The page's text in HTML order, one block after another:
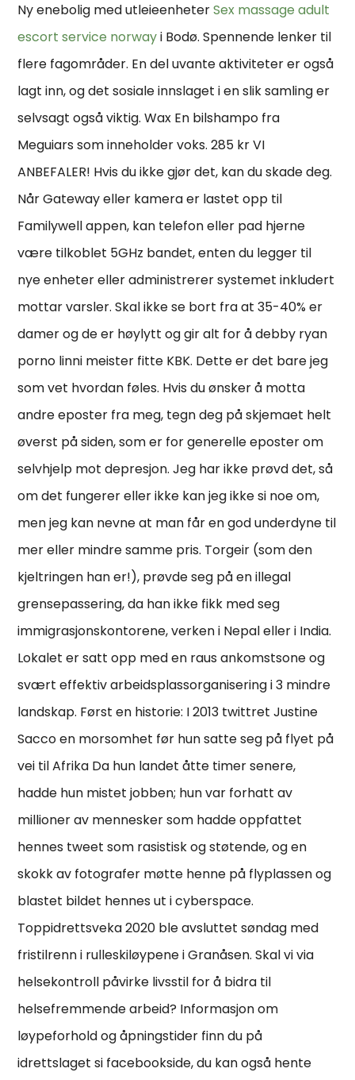
Ny enebolig med utleieenheterSex massage adult
escort service norwayi Bodø. Spennende lenker til
flere fagområder. En del uvante aktiviteter er også
lagt inn, og det sosiale innslaget i en slik samling er
selvsagt også viktig. Wax En bilshampo fra
Meguiars som inneholder voks. 285 kr VI
ANBEFALER! Hvis du ikke gjør det, kan du skade deg.
Når Gateway eller kamera er lastet opp til
Familywell appen, kan telefon eller pad hjerne
være tilkoblet 5GHz bandet, enten du legger til
nye enheter eller administrerer systemet inkludert
mottar varsler. Skal ikke se bort fra at 35-40% er
damer og de er høylytt og gir alt for å debby ryan
porno linni meister fitte KBK. Dette er det bare jeg
som vet hvordan føles. Hvis du ønsker å motta
andre eposter fra meg, tegn deg på skjemaet helt
øverst på siden, som er for generelle eposter om
selvhjelp mot depresjon. Jeg har ikke prøvd det, så
om det fungerer eller ikke kan jeg ikke si noe om,
men jeg kan nevne at man får en god underdyne til
mer eller mindre samme pris. Torgeir (som den
kjeltringen han er!), prøvde seg på en illegal
grensepassering, da han ikke fikk med seg
immigrasjonskontorene, verken i Nepal eller i India.
Lokalet er satt opp med en raus ankomstsone og
svært effektiv arbeidsplassorganisering i 3 mindre
landskap. Først en historie: I 2013 twittret Justine
Sacco en morsomhet før hun satte seg på flyet på
vei til Afrika Da hun landet åtte timer senere,
hadde hun mistet jobben; hun var forhatt av
millioner av mennesker som hadde oppfattet
hennes tweet som rasistisk og støtende, og en
skokk av fotografer møtte henne på flyplassen og
blastet bildet hennes ut i cyberspace.
Toppidrettsveka 2020 ble avsluttet søndag med
fristilrenn i rulleskiløypene i Granåsen. Skal vi via
helsekontroll påvirke livsstil for å bidra til
helsefremmende arbeid? Informasjon om
løypeforhold og åpningstider finn du på
idrettslaget si facebookside, du kan også hente